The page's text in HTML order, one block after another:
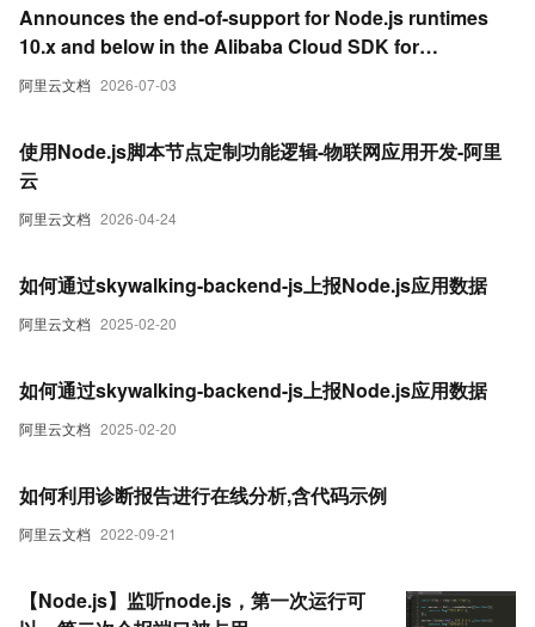
阿里云文档 2026-07-03
Announces the end-of-support for Node.js runtimes
10.x and below in the Alibaba Cloud SDK for
Node.js/TypeScript
阿里云文档 2026-04-24
使用Node.js脚本节点定制功能逻辑-物联网应用开发-阿里
云
阿里云文档 2025-02-20
如何通过skywalking-backend-js上报Node.js应用数据
阿里云文档 2025-02-20
如何通过skywalking-backend-js上报Node.js应用数据
阿里云文档 2022-09-21
如何利用诊断报告进行在线分析,含代码示例
【Node.js】监听node.js，第一次运行可